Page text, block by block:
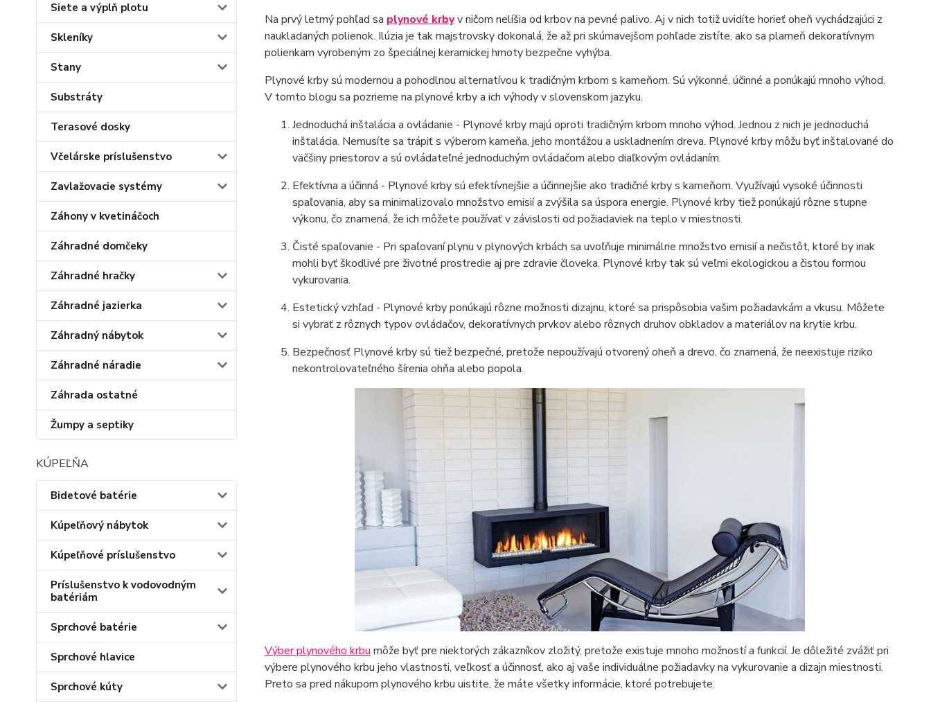
Siete a výplň plotu
Skleníky
Stany
Substráty
Terasové dosky
Včelárske príslušenstvo
Zavlažovacie systémy
Záhony v kvetináčoch
Záhradné domčeky
Záhradné hračky
Záhradné jazierka
Záhradný nábytok
Záhradné náradie
Záhrada ostatné
Žumpy a septiky
KÚPEĽŇA
Bidetové batérie
Kúpeľňový nábytok
Kúpeľňové príslušenstvo
Príslušenstvo k vodovodným
batériám
Sprchové batérie
Sprchové hlavice
Sprchové kúty
Na prvý letmý pohľad sa plynové krbyv ničom nelíšia od krbov na pevné palivo. Aj v nich totiž uvidíte horieť oheň vychádzajúci z
naukladaných polienok. Ilúzia je tak majstrovsky dokonalá, že až pri skúmavejšom pohľade zistíte, ako sa plameň dekoratívnym
polienkam vyrobeným zo špeciálnej keramickej hmoty bezpečne vyhýba.
Plynové krby sú modernou a pohodlnou alternatívou k tradičným krbom s kameňom. Sú výkonné, účinné a ponúkajú mnoho výhod.
V tomto blogu sa pozrieme na plynové krby a ich výhody v slovenskom jazyku.
Jednoduchá inštalácia a ovládanie - Plynové krby majú oproti tradičným krbom mnoho výhod. Jednou z nich je jednoduchá
inštalácia. Nemusíte sa trápiť s výberom kameňa, jeho montážou a uskladnením dreva. Plynové krby môžu byť inštalované do
väčšiny priestorov a sú ovládateľné jednoduchým ovládačom alebo diaľkovým ovládaním.
Efektívna a účinná - Plynové krby sú efektívnejšie a účinnejšie ako tradičné krby s kameňom. Využívajú vysoké účinnosti
spaľovania, aby sa minimalizovalo množstvo emisií a zvýšila sa úspora energie. Plynové krby tiež ponúkajú rôzne stupne
výkonu, čo znamená, že ich môžete používať v závislosti od požiadaviek na teplo v miestnosti.
Čisté spaľovanie - Pri spaľovaní plynu v plynových krbách sa uvoľňuje minimálne množstvo emisií a nečistôt, ktoré by inak
mohli byť škodlivé pre životné prostredie aj pre zdravie človeka. Plynové krby tak sú veľmi ekologickou a čistou formou
vykurovania.
Estetický vzhľad - Plynové krby ponúkajú rôzne možnosti dizajnu, ktoré sa prispôsobia vašim požiadavkám a vkusu. Môžete
si vybrať z rôznych typov ovládačov, dekoratívnych prvkov alebo rôznych druhov obkladov a materiálov na krytie krbu.
Bezpečnosť Plynové krby sú tiež bezpečné, pretože nepoužívajú otvorený oheň a drevo, čo znamená, že neexistuje riziko
nekontrolovateľného šírenia ohňa alebo popola.
Výber plynového krbu môže byť pre niektorých zákazníkov zložitý, pretože existuje mnoho možností a funkcií. Je dôležité zvážiť pri
výbere plynového krbu jeho vlastnosti, veľkosť a účinnosť, ako aj vaše individuálne požiadavky na vykurovanie a dizajn miestnosti.
Preto sa pred nákupom plynového krbu uistite, že máte všetky informácie, ktoré potrebujete.